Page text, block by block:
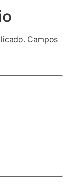
Campos